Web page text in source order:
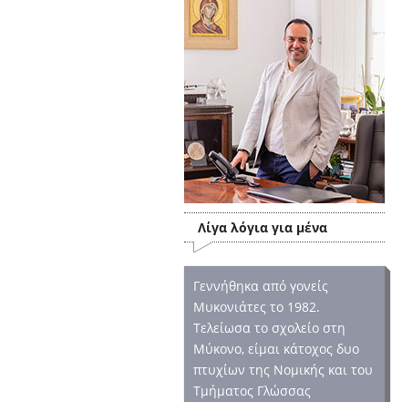
Λίγα λόγια για μένα
Γεννήθηκα από γονείς
Μυκονιάτες το 1982.
Τελείωσα το σχολείο στη
Μύκονο, είμαι κάτοχος δυο
πτυχίων της Νομικής και του
Τμήματος Γλώσσας